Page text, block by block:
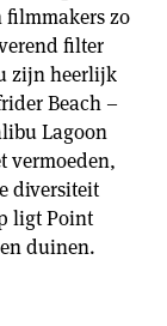
filmmakers zo
filter
zijn heerlijk
Beach –
Lagoon
vermoeden,
diversiteit
ligt Point
duinen.